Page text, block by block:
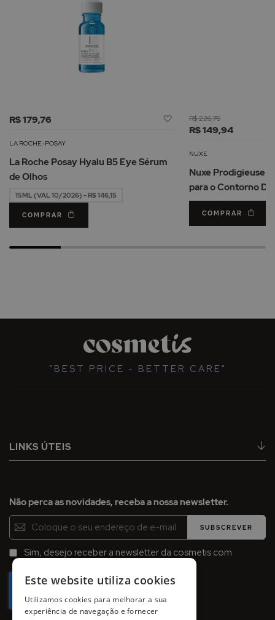
R$ 179,76
Adicionar
Desejos
LA ROCHE-POSAY
La Roche Posay Hyalu B5 Eye Sérum
de Olhos
15ML (VAL 10/2026) - R$ 146,15
COMPRAR
R$ 149,94
R$ 226,76
NUXE
Nuxe Prodigieuse
para o Contorno
COMPRAR
"BEST PRICE - BETTER CARE"
LINKS ÚTEIS
Não perca as novidades, receba a nossa newsletter.
Inscreva-
se
na
Newsletter:
SUBSCREVER
Sim, desejo receber a newsletter da cosmetis com
Este website utiliza cookies
Utilizamos cookies para melhorar a sua
experiência de navegação e fornecer